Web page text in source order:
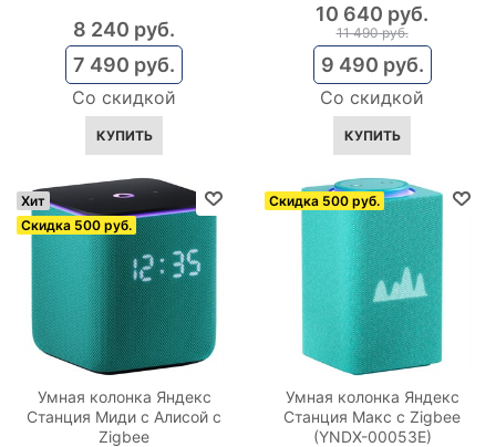
7 490 руб.
Со скидкой
8 240 руб.
КУПИТЬ
11 490 руб.
9 490 руб.
Со скидкой
10 640 руб.
КУПИТЬ
Хит
Скидка 500 руб.
Умная колонка Яндекс
Станция Миди с Алисой с
Zigbee
Скидка 500 руб.
Умная колонка Яндекс
Станция Макс с Zigbee
(YNDX-00053E)